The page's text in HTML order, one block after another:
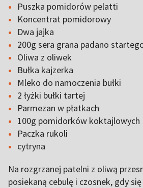
Puszka pomidorów pelatti
Koncentrat pomidorowy
Dwa jajka
200g sera grana padano
Oliwa z oliwek
Bułka kajzerka
Mleko do namoczenia bułki
2 łyżki bułki tartej
Parmezan w płatkach
100g pomidorków koktajlowych
Paczka rukoli
cytryna
Na rozgrzanej patelni z oliwą
posiekaną cebulę i czosnek, gdy